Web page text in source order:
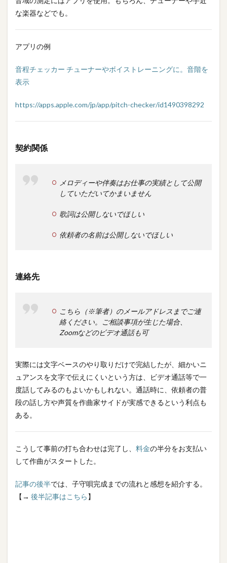
な楽器などでも。
アプリの例
音程チェッカー チューナーやボイストレーニングに。音階を
表示
https://apps.apple.com/jp/app/pitch-checker/id1490398292
契約関係
メロディーや伴奏はお仕事の実績として公開
していただいてかまいません
歌詞は公開しないでほしい
依頼者の名前は公開しないでほしい
連絡先
こちら（※筆者）のメールアドレスまでご連
絡ください。ご相談事項が生じた場合、
Zoomなどのビデオ通話も可
実際には文字ベースのやり取りだけで完結したが、細かいニ
ュアンスを文字で伝えにくいという方は、ビデオ通話等で一
度話してみるのもよいかもしれない。通話時に、依頼者の普
段の話し方や声質を作曲家サイドが実感できるという利点も
ある。
こうして事前の打ち合わせは完了し、 料金の半分をお支払い
して作曲がスタートした。
記事の後半では、子守唄完成までの流れと感想を紹介する。
【→ 後半記事はこちら 】